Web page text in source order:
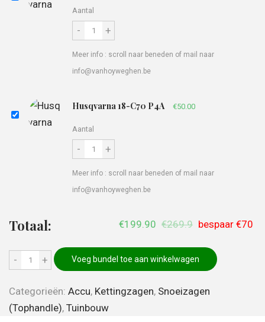
Aantal
- +
Meer info : scroll naar beneden of mail naar
info@vanhoyweghen.be
Husqvarna 18-C70 P4A €50.00
Aantal
- +
Meer info : scroll naar beneden of mail naar
info@vanhoyweghen.be
Totaal: €199.90 €269.9 bespaar €70
- + Voeg bundel toe aan winkelwagen
Categorieën: Accu, Kettingzagen, Snoeizagen
(Tophandle), Tuinbouw